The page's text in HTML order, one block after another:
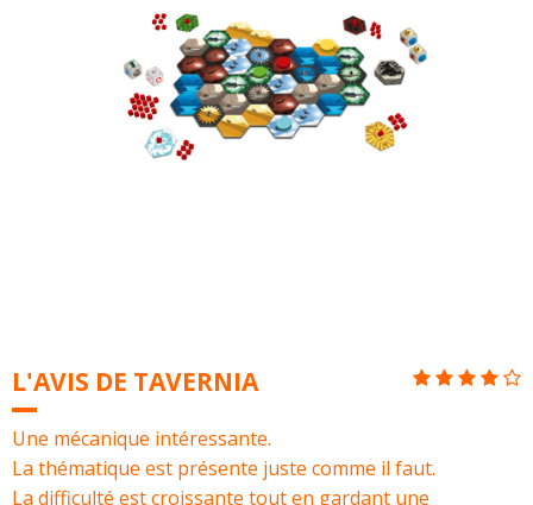
L'AVIS DE TAVERNIA
Une mécanique intéressante.
La thématique est présente juste comme il faut.
La difficulté est croissante tout en gardant une